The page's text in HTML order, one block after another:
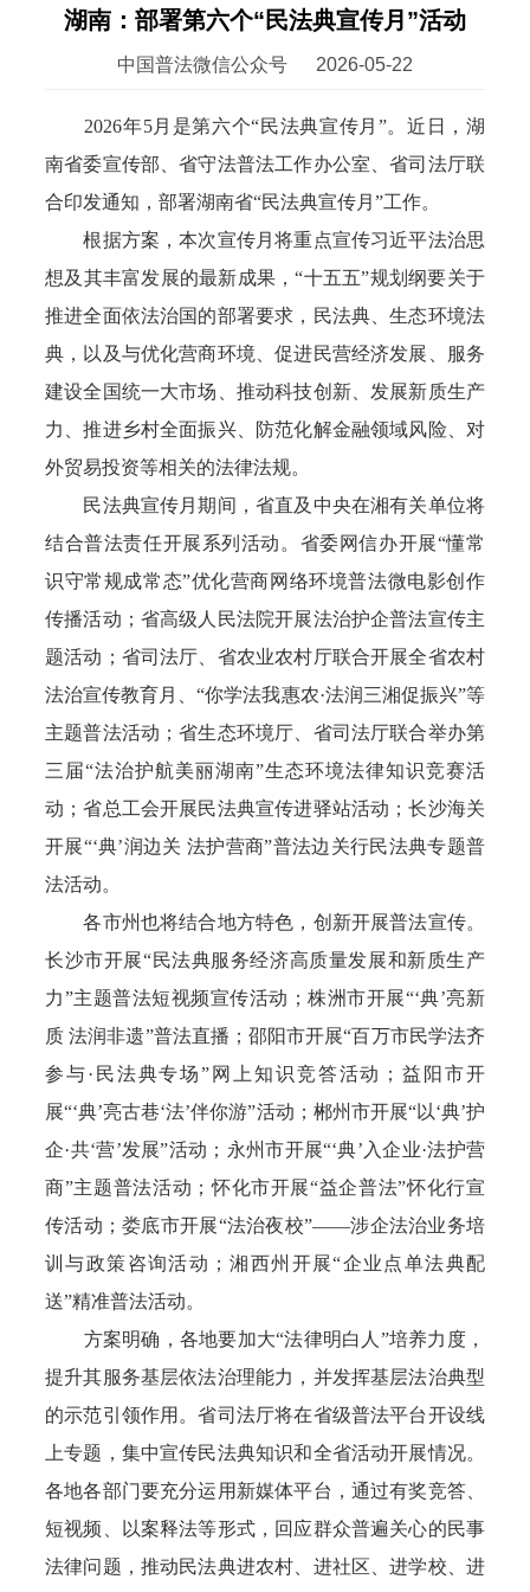
湖南：部署第六个“民法典宣传月”活动
中国普法微信公众号 2026-05-22
2026年5月是第六个“民法典宣传月”。近日，湖
南省委宣传部、省守法普法工作办公室、省司法厅联
合印发通知，部署湖南省“民法典宣传月”工作。
根据方案，本次宣传月将重点宣传习近平法治思
想及其丰富发展的最新成果，“十五五”规划纲要关于
推进全面依法治国的部署要求，民法典、生态环境法
典，以及与优化营商环境、促进民营经济发展、服务
建设全国统一大市场、推动科技创新、发展新质生产
力、推进乡村全面振兴、防范化解金融领域风险、对
外贸易投资等相关的法律法规。
民法典宣传月期间，省直及中央在湘有关单位将
结合普法责任开展系列活动。省委网信办开展“懂常
识守常规成常态”优化营商网络环境普法微电影创作
传播活动；省高级人民法院开展法治护企普法宣传主
题活动；省司法厅、省农业农村厅联合开展全省农村
法治宣传教育月、“你学法我惠农·法润三湘促振兴”等
主题普法活动；省生态环境厅、省司法厅联合举办第
三届“法治护航美丽湖南”生态环境法律知识竞赛活
动；省总工会开展民法典宣传进驿站活动；长沙海关
开展“‘典’润边关 法护营商”普法边关行民法典专题普
法活动。
各市州也将结合地方特色，创新开展普法宣传。
长沙市开展“民法典服务经济高质量发展和新质生产
力”主题普法短视频宣传活动；株洲市开展“‘典’亮新
质 法润非遗”普法直播；邵阳市开展“百万市民学法齐
参与·民法典专场”网上知识竞答活动；益阳市开
展“‘典’亮古巷‘法’伴你游”活动；郴州市开展“以‘典’护
企·共‘营’发展”活动；永州市开展“‘典’入企业·法护营
商”主题普法活动；怀化市开展“益企普法”怀化行宣
传活动；娄底市开展“法治夜校”——涉企法治业务培
训与政策咨询活动；湘西州开展“企业点单法典配
送”精准普法活动。
方案明确，各地要加大“法律明白人”培养力度，
提升其服务基层依法治理能力，并发挥基层法治典型
的示范引领作用。省司法厅将在省级普法平台开设线
上专题，集中宣传民法典知识和全省活动开展情况。
各地各部门要充分运用新媒体平台，通过有奖竞答、
短视频、以案释法等形式，回应群众普遍关心的民事
法律问题，推动民法典进农村、进社区、进学校、进